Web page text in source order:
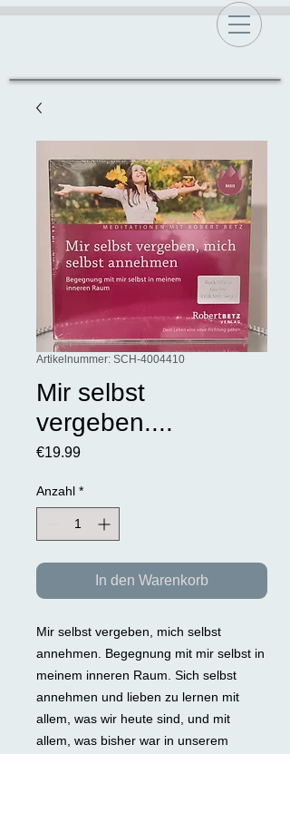
Artikelnummer: SCH-4004410
Mir selbst
vergeben....
€19.99Preis
Anzahl *
In den Warenkorb
Mir selbst vergeben, mich selbst
annehmen.
Begegnung mit mir selbst in
meinem inneren Raum. Sich selbst
annehmen und lieben zu lernen mit
allem, was wir heute sind, und mit
allem, was bisher war in unserem